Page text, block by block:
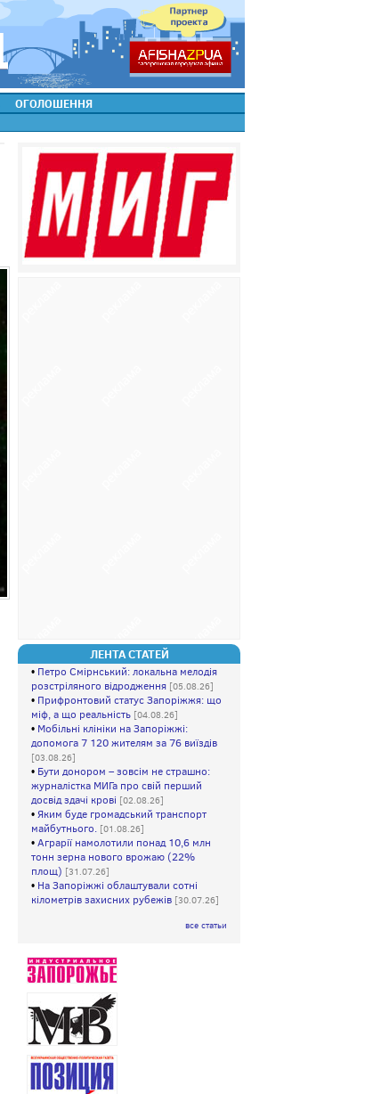
ОГОЛОШЕННЯ
ЛЕНТА СТАТЕЙ
• Петро Смірнський: локальна мелодія
розстріляного відродження [05.08.26]
• Прифpoнтовий стaтуc Зaпopiжжя: що
мiф, а щo peaльність [04.08.26]
• Мобільні клініки на Запоріжжі:
допомога 7 120 жителям за 76 виїздів
[03.08.26]
• Бути донором – зовсім не страшно:
журналістка МИГа про свій перший
досвід здачі крові [02.08.26]
•Яким буде громадський транспорт
майбутнього. [01.08.26]
•Аграрії намолотили понад 10,6 млн
тонн зерна нового врожаю (22%
площ) [31.07.26]
• На Запоріжжі облаштували сотні
кілометрів захисних рубежів [30.07.26]
все статьи